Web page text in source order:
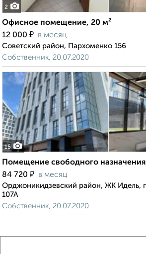
2
Офисное помещение, 20 м²
12 000 ₽ в месяц
Советский район, Пархоменко 156
Собственник, 20.07.2020
15
Помещение свободного
84 720 ₽ в месяц
Орджоникидзевский район, ЖК Идель,
107А
Собственник, 20.07.2020